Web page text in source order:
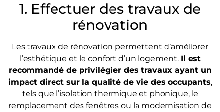
1. Effectuer des travaux de
rénovation
Les travaux de rénovation permettent d’améliorer
l’esthétique et le confort d’un logement. Il est
recommandé de privilégier des travaux ayant un
impact direct sur la qualité de vie des occupants,
tels que l’isolation thermique et phonique, le
remplacement des fenêtres ou la modernisation de